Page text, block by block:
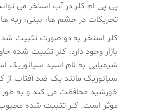
پی پی ام کلر در آب استخر می
تحریکات در چشم ها، بینی، ریه
کلر استخر به دو صورت تثبیت شده
بازار وجود دارد. کلر تثبیت شده
شیمیایی به نام اسید سیانوریک
سیانوریک مانند یک ضد آفتاب از
خورشید محافظت می کند و به طور
موثر است. کلر تثبیت شده محبوب